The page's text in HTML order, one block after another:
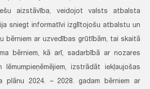
aizstāvība, veidojot valsts atbalsta
sniegt informatīvi izglītojošu atbalstu un
bērniem ar uzvedības grūtībām, tai skaitā
bērniem, kā arī, sadarbībā ar nozares
lēmumpieņēmējiem, izstrādāt iekļaujošas
plānu 2024. – 2028. gadam bērniem ar